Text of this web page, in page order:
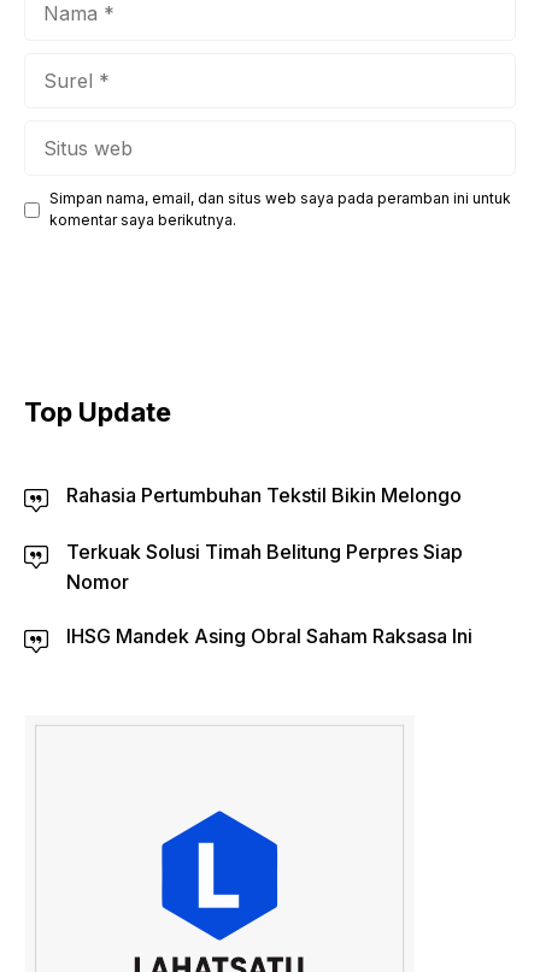
Simpan nama, email, dan situs web saya pada peramban ini untuk
komentar saya berikutnya.
Top Update
Rahasia Pertumbuhan Tekstil Bikin Melongo
Terkuak Solusi Timah Belitung Perpres Siap
Nomor
IHSG Mandek Asing Obral Saham Raksasa Ini